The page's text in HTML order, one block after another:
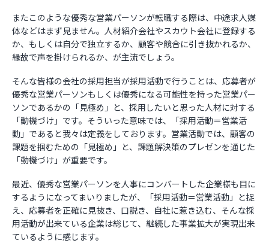
またこのような優秀な営業パーソンが転職する際は、中途求人媒
体などはまず見ません。人材紹介会社やスカウト会社に登録する
か、もしくは自分で独立するか、顧客や競合に引き抜かれるか、
縁故で声を掛けられるか、が主流でしょう。
そんな皆様の会社の採用担当が採用活動で行うことは、応募者が
優秀な営業パーソンもしくは優秀になる可能性を持った営業パー
ソンであるかの「見極め」と、採用したいと思った人材に対する
「動機づけ」です。そういった意味では、「採用活動＝営業活
動」であると我々は定義をしております。営業活動では、顧客の
課題を掴むための「見極め」と、課題解決策のプレゼンを通じた
「動機づけ」が重要です。
最近、優秀な営業パーソンを人事にコンバートした企業様も目に
するようになってまいりましたが、「採用活動＝営業活動」と捉
え、応募者を正確に見抜き、口説き、自社に惹き込む、そんな採
用活動が出来ている企業は総じて、継続した事業拡大が実現出来
ているように感じます。